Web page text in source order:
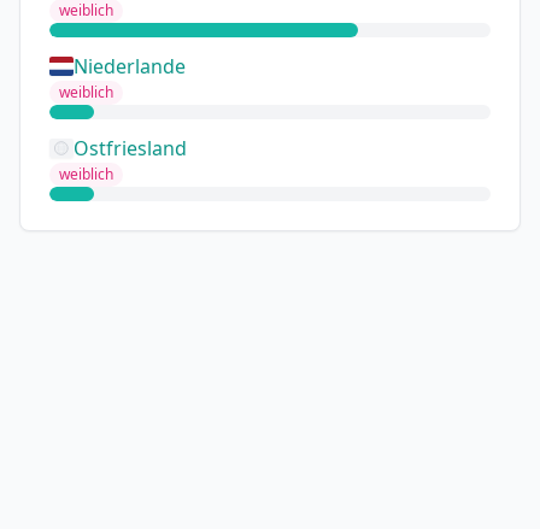
weiblich
Niederlande
weiblich
Ostfriesland
weiblich